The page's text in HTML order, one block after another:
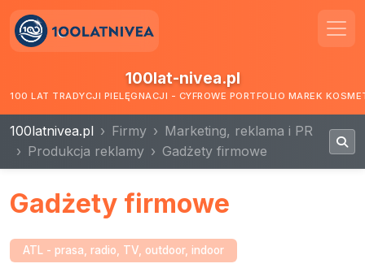
100lat-nivea.pl
100 LAT TRADYCJI PIELĘGNACJI - CYFROWE PORTFOLIO MAREK
100latnivea.pl Firmy
Marketing, reklama i PR
Produkcja reklamy
Gadżety firmowe
Gadżety firmowe
ATL - prasa, radio, TV, outdoor, indoor